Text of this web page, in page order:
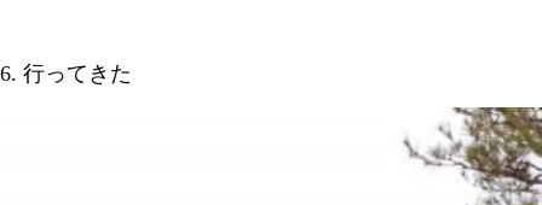
6. 行ってきた